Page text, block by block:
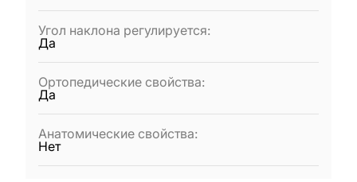
Угол наклона регулируется:
Да
Ортопедические свойства:
Да
Анатомические свойства:
Нет